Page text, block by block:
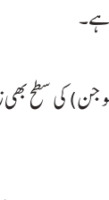
ہے۔
کی سطح بھی